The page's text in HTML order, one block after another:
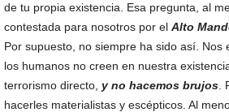
de tu propia existencia. Esa pregunta, al
contestada para nosotros por el Alto
Por supuesto, no siempre ha sido así.
los humanos no creen en nuestra
terrorismo directo, y no hacemos brujos.
hacerles materialistas y escépticos. Al